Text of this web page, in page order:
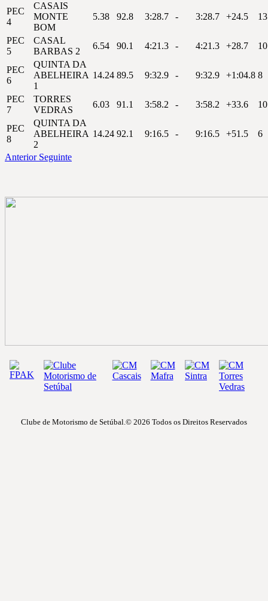
PEC
4
CASAIS
MONTE
BOM
5.38 92.8 3:28.7 - 3:28.7 +24.5 13
PEC
5
CASAL
BARBAS 2
6.54 90.1 4:21.3 - 4:21.3 +28.7 10
PEC
6
QUINTA DA
ABELHEIRA
1
14.24 89.5 9:32.9 - 9:32.9 +1:04.8 8
PEC
7
TORRES
VEDRAS
6.03 91.1 3:58.2 - 3:58.2 +33.6 10
PEC
8
QUINTA DA
ABELHEIRA
2
14.24 92.1 9:16.5 - 9:16.5 +51.5 6
Anterior Seguinte
Clube de Motorismo de Setúbal.© 2026 Todos os Direitos Reservados